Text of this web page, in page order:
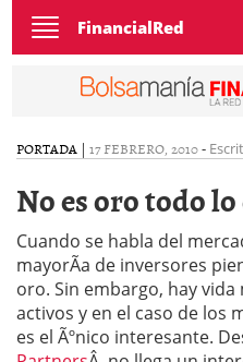
Toggle
navigation
FinancialRed
PORTADA | 17 FEBRERO, 2010-
No es oro todo
Cuando se habla del
mayorÃ­a de inversores
oro. Sin embargo, hay vida
activos y en el caso de los
es el Ãºnico interesante.